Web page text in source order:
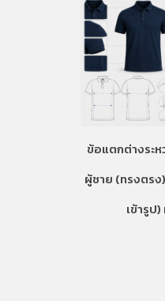
ข้อแตกต่างระ
ผู้ชาย (ทรงตร
เข้ารูป